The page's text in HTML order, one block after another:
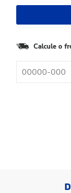
Calcule o